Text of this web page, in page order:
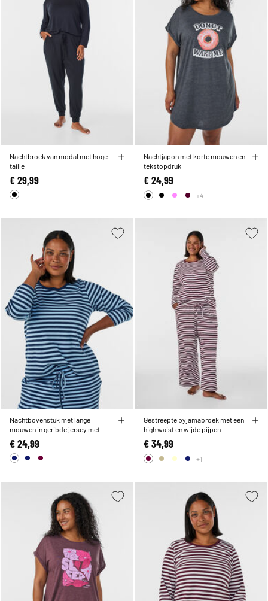
Nachtbroek van modal met hoge
taille
€ 29,99
Nachtjapon met korte mouwen en
tekstopdruk
€ 24,99
+4
Nachtbovenstuk met lange
mouwen in geribde jersey met
strepen
€ 24,99
Gestreepte pyjamabroek met een
high waist en wijde pijpen
€ 34,99
+1